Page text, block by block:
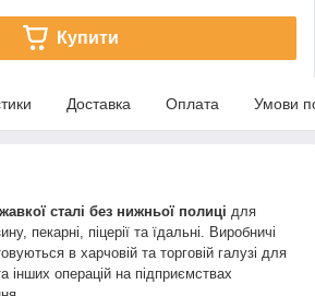
Купити
Доставка Оплата Умови
сталі без нижньої полиці для
пекарні, піцерії та їдальні. Виробничі
в харчовій та торговій галузі для
інших операцій на підприємствах